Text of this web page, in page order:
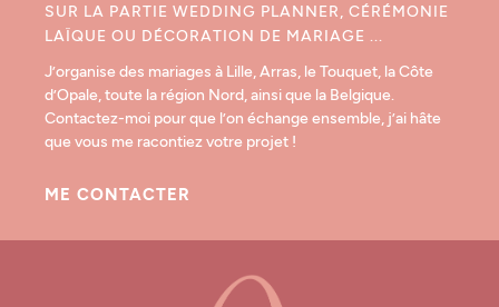
SUR LA PARTIE WEDDING PLANNER, CÉRÉMONIE
LAÏQUE OU DÉCORATION DE MARIAGE ...
J’organise des mariages à Lille, Arras, le Touquet, la Côte
d’Opale, toute la région Nord, ainsi que la Belgique.
Contactez-moi pour que l’on échange ensemble, j’ai hâte
que vous me racontiez votre projet !
ME CONTACTER